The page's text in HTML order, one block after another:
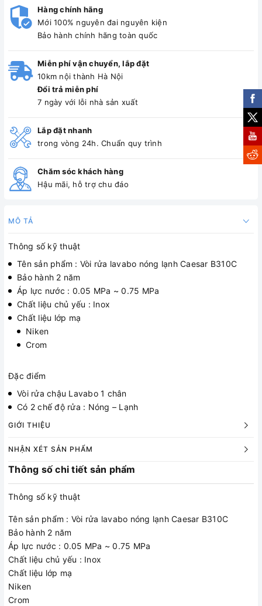
Hàng chính hãng
Mới 100% nguyên đai nguyên kiện
Bảo hành chính hãng toàn quốc
Miễn phí vận chuyển, lắp đặt
10km nội thành Hà Nội
Đổi trả miễn phí
7 ngày với lỗi nhà sản xuất
Lắp đặt nhanh
trong vòng 24h. Chuẩn quy trình
Chăm sóc khách hàng
Hậu mãi, hỗ trợ chu đáo
MÔ TẢ
Thông số kỹ thuật
Tên sản phẩm : Vòi rửa lavabo nóng lạnh Caesar B310C
Bảo hành 2 năm
Áp lực nước : 0.05 MPa ~ 0.75 MPa
Chất liệu chủ yếu : Inox
Chất liệu lớp mạ
Niken
Crom
Đặc điểm
Vòi rửa chậu Lavabo 1 chân
Có 2 chế độ rửa : Nóng – Lạnh
GIỚI THIỆU
NHẬN XÉT SẢN PHẨM
Thông số chi tiết sản phẩm
Thông số kỹ thuật
Tên sản phẩm : Vòi rửa lavabo nóng lạnh Caesar B310C
Bảo hành 2 năm
Áp lực nước : 0.05 MPa ~ 0.75 MPa
Chất liệu chủ yếu : Inox
Chất liệu lớp mạ
Niken
Crom